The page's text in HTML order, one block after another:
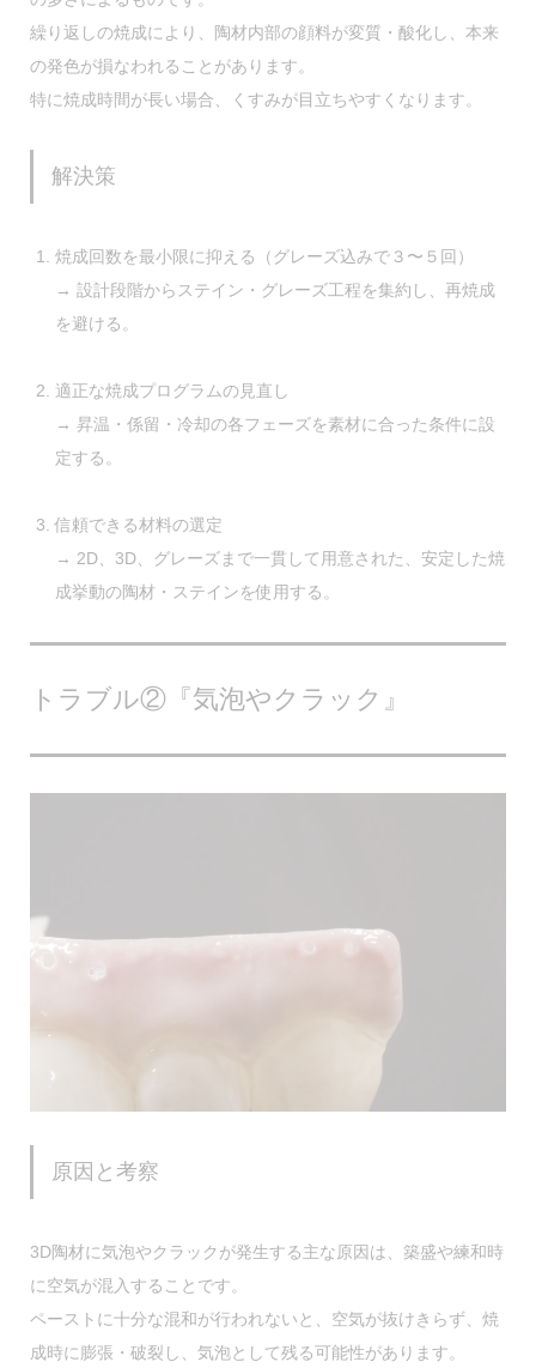
繰り返しの焼成により、陶材内部の顔料が変質・酸化し、本来
の発色が損なわれることがあります。
特に焼成時間が長い場合、くすみが目立ちやすくなります。
解決策
焼成回数を最小限に抑える（グレーズ込みで３〜５回）
→ 設計段階からステイン・グレーズ工程を集約し、再焼成
を避ける。
適正な焼成プログラムの見直し
→ 昇温・係留・冷却の各フェーズを素材に合った条件に設
定する。
信頼できる材料の選定
→ 2D、3D、グレーズまで一貫して用意された、安定した焼
成挙動の陶材・ステインを使用する。
トラブル②『気泡やクラック』
原因と考察
3D陶材に気泡やクラックが発生する主な原因は、築盛や練和時
に空気が混入することです。
ペーストに十分な混和が行われないと、空気が抜けきらず、焼
成時に膨張・破裂し、気泡として残る可能性があります。